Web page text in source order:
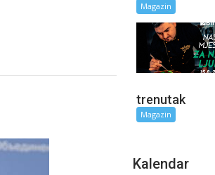
Magazin
trenutak
Magazin
Kalendar